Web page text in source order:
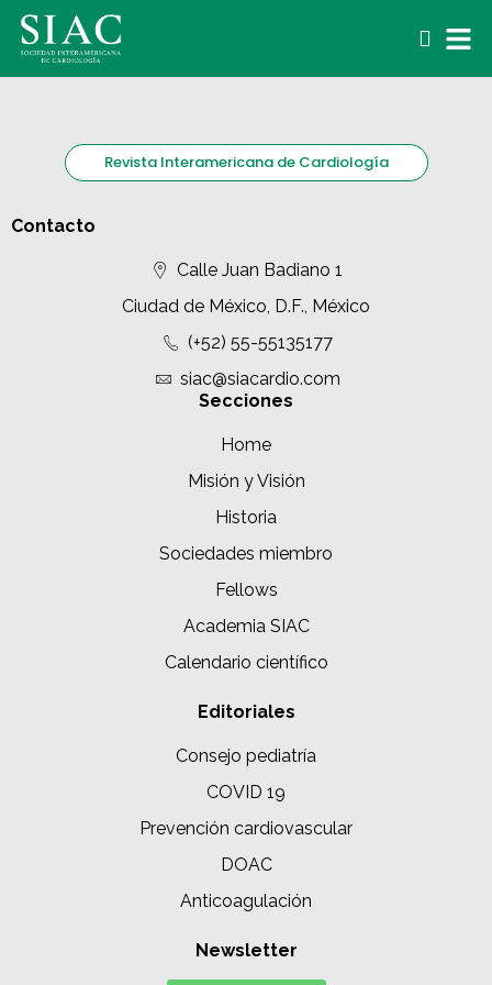
Revista Interamericana de Cardiología
Contacto
Calle Juan Badiano 1
Ciudad de México, D.F., México
(+52) 55-55135177
siac@siacardio.com
Secciones
Home
Misión y Visión
Historia
Sociedades miembro
Fellows
Academia SIAC
Calendario científico
Editoriales
Consejo pediatría
COVID 19
Prevención cardiovascular
DOAC
Anticoagulación
Newsletter